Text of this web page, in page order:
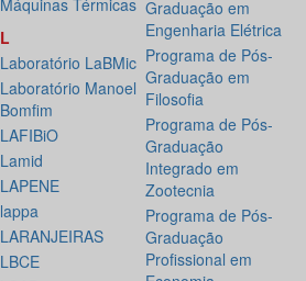
Máquinas Térmicas
L
Laboratório LaBMic
Laboratório Manoel
Bomfim
LAFIBiO
Lamid
LAPENE
lappa
LARANJEIRAS
LBCE
Graduação em
Engenharia Elétrica
Programa de Pós-
Graduação em
Filosofia
Programa de Pós-
Graduação
Integrado em
Zootecnia
Programa de Pós-
Graduação
Profissional em